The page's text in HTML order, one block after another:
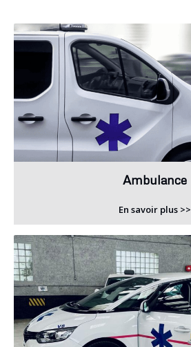
Ambulance
En savoir plus >>